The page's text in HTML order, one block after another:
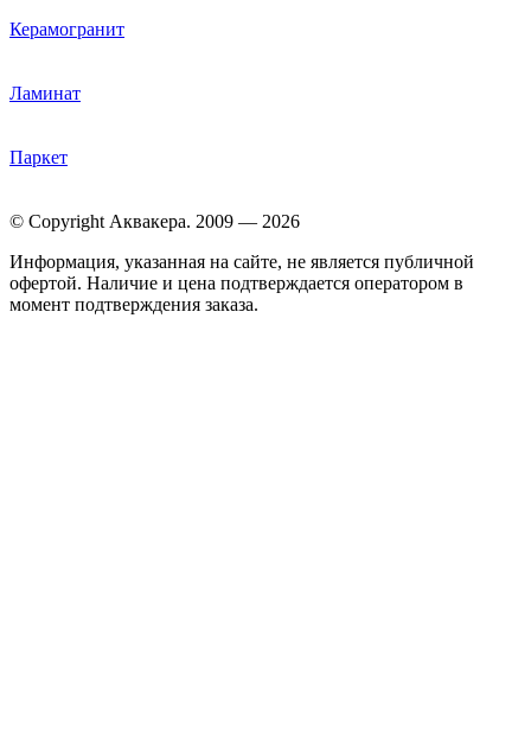
Керамогранит
Ламинат
Паркет
© Copyright Аквакера. 2009 — 2026
Информация, указанная на сайте, не является публичной
офертой. Наличие и цена подтверждается оператором в
момент подтверждения заказа.